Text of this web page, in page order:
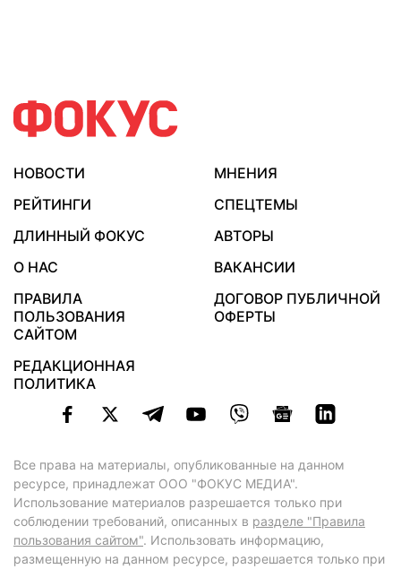
НОВОСТИ
МНЕНИЯ
РЕЙТИНГИ
СПЕЦТЕМЫ
ДЛИННЫЙ ФОКУС
АВТОРЫ
О НАС
ВАКАНСИИ
ПРАВИЛА
ПОЛЬЗОВАНИЯ
САЙТОМ
ДОГОВОР ПУБЛИЧНОЙ
ОФЕРТЫ
РЕДАКЦИОННАЯ
ПОЛИТИКА
Все права на материалы, опубликованные на данном
ресурсе, принадлежат ООО "ФОКУС МЕДИА".
Использование материалов разрешается только при
соблюдении требований, описанных в разделе "Правила
пользования сайтом". Использовать информацию,
размещенную на данном ресурсе, разрешается только при